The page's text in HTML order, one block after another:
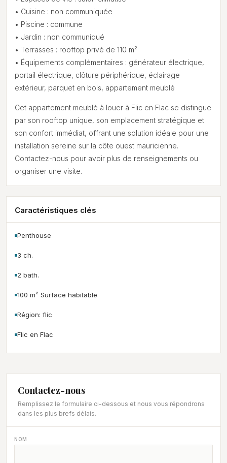
• Cuisine : non communiquée
• Piscine : commune
• Jardin : non communiqué
• Terrasses : rooftop privé de 110 m²
• Équipements complémentaires : générateur électrique,
portail électrique, clôture périphérique, éclairage
extérieur, parquet en bois, appartement meublé
Cet appartement meublé à louer à Flic en Flac se distingue
par son rooftop unique, son emplacement stratégique et
son confort immédiat, offrant une solution idéale pour une
installation sereine sur la côte ouest mauricienne.
Contactez-nous pour avoir plus de renseignements ou
organiser une visite.
Caractéristiques clés
Penthouse
3 ch.
2 bath.
100 m² Surface habitable
Région: flic
Flic en Flac
Contactez-nous
Remplissez le formulaire ci-dessous et nous vous répondrons
dans les plus brefs délais.
NOM